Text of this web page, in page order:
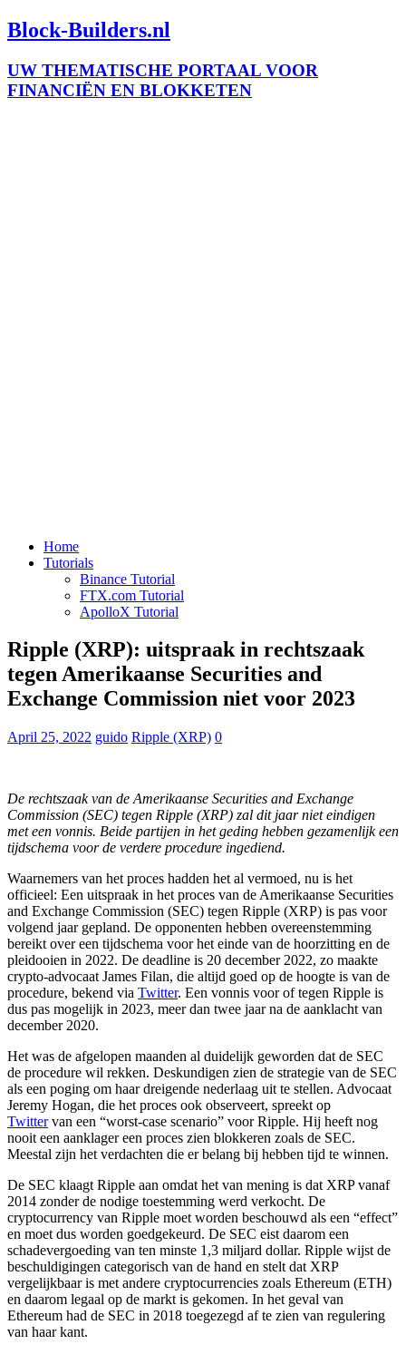
Block-Builders.nl
UW THEMATISCHE PORTAAL VOOR
FINANCIËN EN BLOKKETEN
Home
Tutorials
Binance Tutorial
FTX.com Tutorial
ApolloX Tutorial
Ripple (XRP): uitspraak in rechtszaak
tegen Amerikaanse Securities and
Exchange Commission niet voor 2023
April 25, 2022 guido Ripple (XRP) 0
De rechtszaak van de Amerikaanse Securities and Exchange
Commission (SEC) tegen Ripple (XRP) zal dit jaar niet eindigen
met een vonnis. Beide partijen in het geding hebben gezamenlijk een
tijdschema voor de verdere procedure ingediend.
Waarnemers van het proces hadden het al vermoed, nu is het
officieel: Een uitspraak in het proces van de Amerikaanse Securities
and Exchange Commission (SEC) tegen Ripple (XRP) is pas voor
volgend jaar gepland. De opponenten hebben overeenstemming
bereikt over een tijdschema voor het einde van de hoorzitting en de
pleidooien in 2022. De deadline is 20 december 2022, zo maakte
crypto-advocaat James Filan, die altijd goed op de hoogte is van de
procedure, bekend via Twitter. Een vonnis voor of tegen Ripple is
dus pas mogelijk in 2023, meer dan twee jaar na de aanklacht van
december 2020.
Het was de afgelopen maanden al duidelijk geworden dat de SEC
de procedure wil rekken. Deskundigen zien de strategie van de SEC
als een poging om haar dreigende nederlaag uit te stellen. Advocaat
Jeremy Hogan, die het proces ook observeert, spreekt op
Twittervan een “worst-case scenario” voor Ripple. Hij heeft nog
nooit een aanklager een proces zien blokkeren zoals de SEC.
Meestal zijn het verdachten die er belang bij hebben tijd te winnen.
De SEC klaagt Ripple aan omdat het van mening is dat XRP vanaf
2014 zonder de nodige toestemming werd verkocht. De
cryptocurrency van Ripple moet worden beschouwd als een “effect”
en moet dus worden goedgekeurd. De SEC eist daarom een
schadevergoeding van ten minste 1,3 miljard dollar. Ripple wijst de
beschuldigingen categorisch van de hand en stelt dat XRP
vergelijkbaar is met andere cryptocurrencies zoals Ethereum (ETH)
en daarom legaal op de markt is gekomen. In het geval van
Ethereum had de SEC in 2018 toegezegd af te zien van regulering
van haar kant.